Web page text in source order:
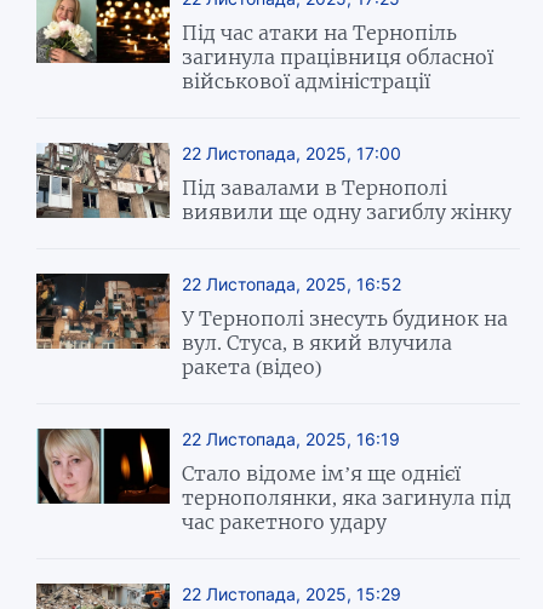
Під час атаки на Тернопіль
загинула працівниця обласної
військової адміністрації
22 Листопада, 2025, 17:00
Під завалами в Тернополі
виявили ще одну загиблу жінку
22 Листопада, 2025, 16:52
У Тернополі знесуть будинок на
вул. Стуса, в який влучила
ракета (відео)
22 Листопада, 2025, 16:19
Стало відоме ім’я ще однієї
тернополянки, яка загинула під
час ракетного удару
22 Листопада, 2025, 15:29